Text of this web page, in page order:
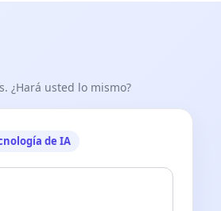
¿Hará usted lo mismo?
de IA